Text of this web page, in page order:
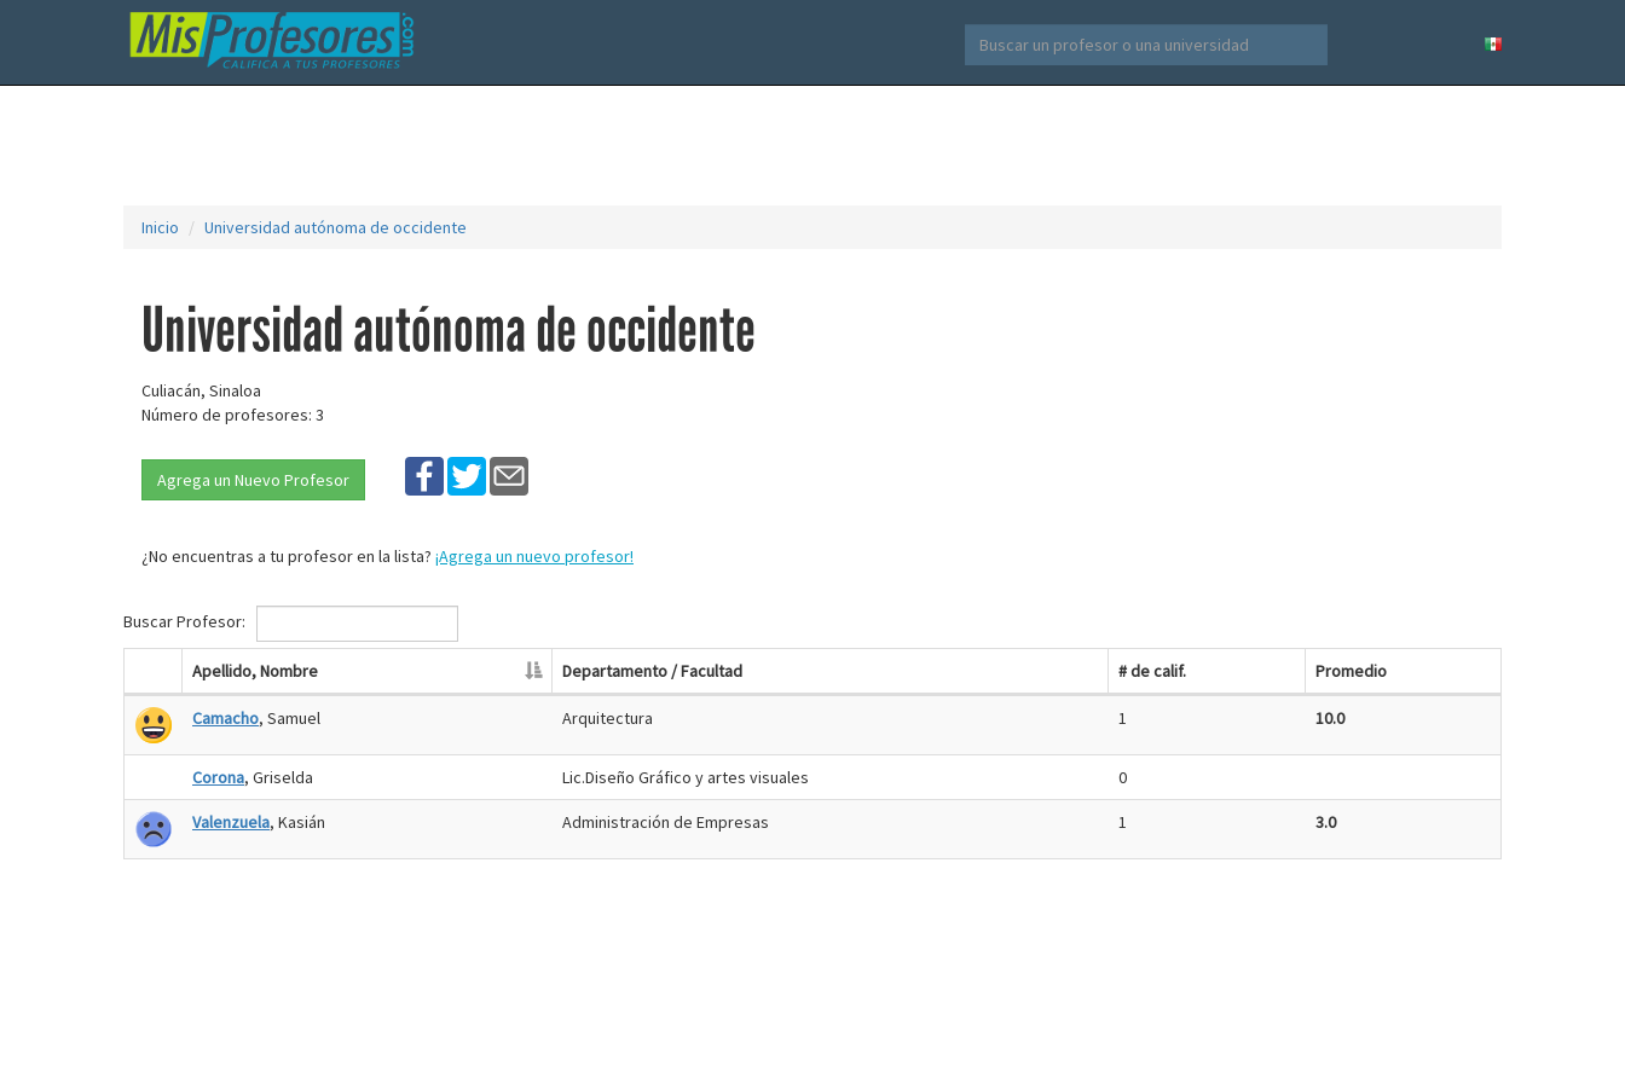
Inicio Universidad autónoma de occidente
Universidad autónoma de occidente
Culiacán, Sinaloa
Número de profesores: 3
Agrega un Nuevo Profesor
¿No encuentras a tu profesor en la lista? ¡Agrega un nuevo profesor!
Buscar Profesor:
Apellido, Nombre Departamento / Facultad # de calif. Promedio
Camacho, Samuel Arquitectura 1 10.0
Corona, Griselda Lic.Diseño Gráfico y artes visuales 0
Valenzuela, Kasián Administración de Empresas 1 3.0